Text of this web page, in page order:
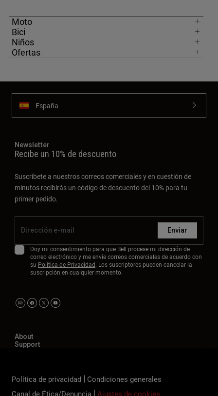
Moto
Bici
Niños
Ofertas
España
Newsletter
Recibe un 10% de descuento
Suscríbete a nuestros correos comerciales y en cuestión de
minutos recibirás un código de descuento del 10% para tu
primer pedido.
Enviar
Doy mi consentimiento para que Bell procese mi dirección de
correo electrónico y me envíe correos comerciales de acuerdo con
su Política de Privacidad. Los suscriptores pueden cancelar la
suscripción en cualquier momento.
About
Support
Política de privacidad
Condiciones generales
Canal de Ética/Denuncia
Ajustes de cookies